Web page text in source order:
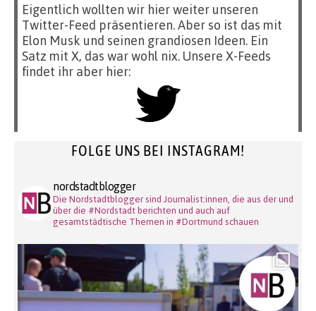
Eigentlich wollten wir hier weiter unseren
Twitter-Feed präsentieren. Aber so ist das mit
Elon Musk und seinen grandiosen Ideen. Ein
Satz mit X, das war wohl nix. Unsere X-Feeds
findet ihr aber hier:
FOLGE UNS BEI INSTAGRAM!
nordstadtblogger
Die Nordstadtblogger sind Journalist:innen, die aus der und
über die #Nordstadt berichten und auch auf
gesamtstädtische Themen in #Dortmund schauen